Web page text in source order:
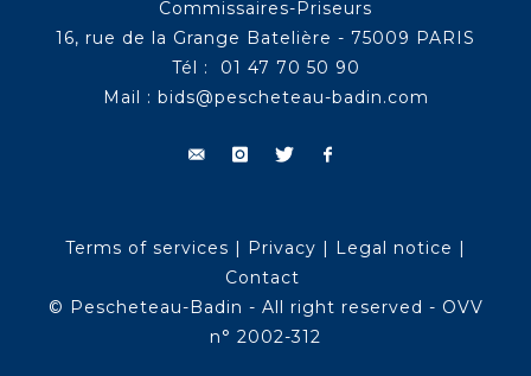
Commissaires-Priseurs
16, rue de la Grange Batelière - 75009 PARIS
Tél : 01 47 70 50 90
Mail : bids@pescheteau-badin.com
Terms of services | Privacy | Legal notice |
Contact
© Pescheteau-Badin - All right reserved - OVV
n° 2002-312